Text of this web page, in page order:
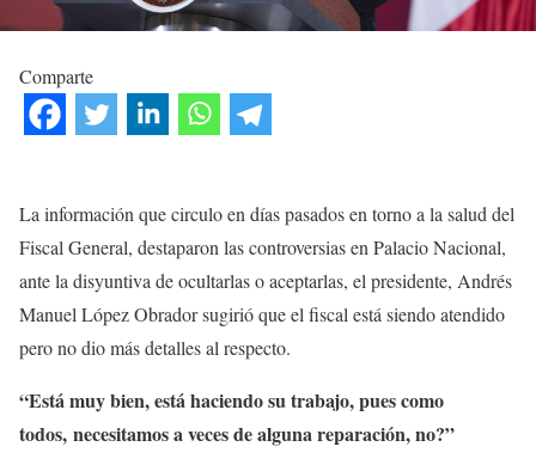
Comparte
La información que circulo en días pasados en torno a la salud del
Fiscal General, destaparon las controversias en Palacio Nacional,
ante la disyuntiva de ocultarlas o aceptarlas, el presidente, Andrés
Manuel López Obrador sugirió que el fiscal está siendo atendido
pero no dio más detalles al respecto.
“Está muy bien, está haciendo su trabajo, pues como
todos, necesitamos a veces de alguna reparación, no?”